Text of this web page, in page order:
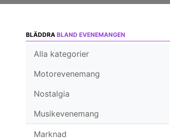
BLÄDDRA BLAND EVENEMANGEN
Alla kategorier
Motorevenemang
Nostalgia
Musikevenemang
Marknad